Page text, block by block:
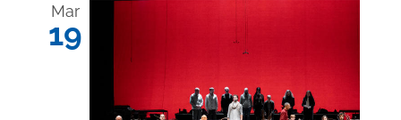
Mar
19